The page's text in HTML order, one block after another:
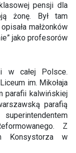
pensji dla
żonę. Był tam
małżonków
jako profesorów
w całej Polsce.
im. Mikołaja
parafii kalwińskiej
parafią
Z
Konsystorza w